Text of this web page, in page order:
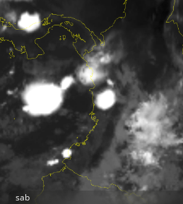
sab